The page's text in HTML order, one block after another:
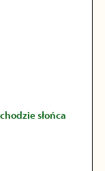
słońca